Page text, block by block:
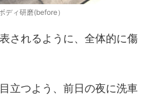
ディ研磨(before）
されるように、全体的に傷
立つよう、前日の夜に洗車